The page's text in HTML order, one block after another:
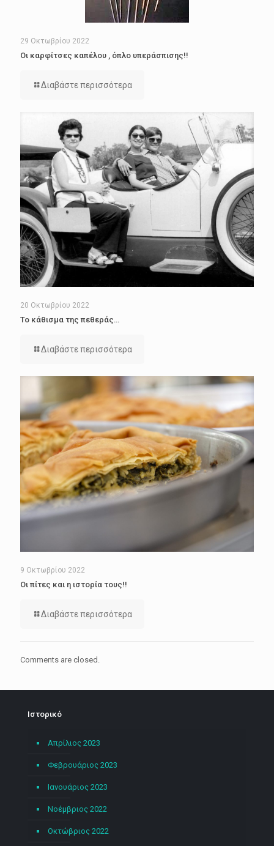
29 Οκτωβρίου 2022
Οι καρφίτσες καπέλου , όπλο υπεράσπισης!!
Διαβάστε περισσότερα
20 Οκτωβρίου 2022
Το κάθισμα της πεθεράς…
Διαβάστε περισσότερα
9 Οκτωβρίου 2022
Οι πίτες και η ιστορία τους!!
Διαβάστε περισσότερα
Comments are closed.
Ιστορικό
Απρίλιος 2023
Φεβρουάριος 2023
Ιανουάριος 2023
Νοέμβριος 2022
Οκτώβριος 2022